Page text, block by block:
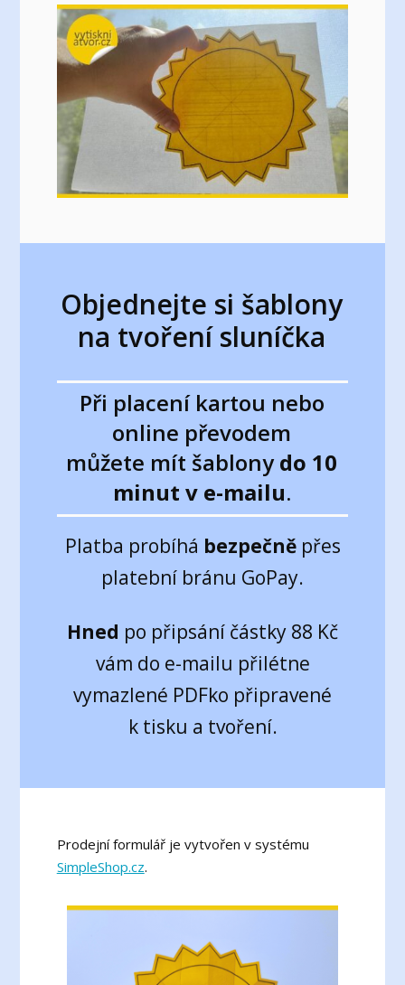
Objednejte si šablony
na tvoření sluníčka
Při placení kartou nebo
online převodem
můžete mít šablonydo 10
minut v e-mailu.
Platba probíhá bezpečněpřes
platební bránu GoPay.
Hned po připsání částky 88 Kč
vám do e-mailu přilétne
vymazlené PDFko připravené
k tisku a tvoření.
Prodejní formulář je vytvořen v systému
SimpleShop.cz.